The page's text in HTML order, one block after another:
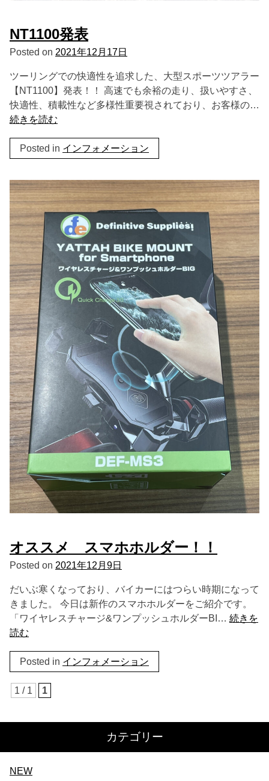
NT1100発表
Posted on 2021年12月17日
ツーリングでの快適性を追求した、大型スポーツツアラー
【NT1100】発表！！ 高速でも余裕の走り、扱いやすさ、
快適性、積載性など多様性重要視されており、お客様の…
続きを読む
Posted in インフォメーション
オススメ スマホホルダー！！
Posted on 2021年12月9日
だいぶ寒くなっており、バイカーにはつらい時期になって
きました。 今日は新作のスマホホルダーをご紹介です。
「ワイヤレスチャージ&ワンプッシュホルダーBI… 続きを
読む
Posted in インフォメーション
1 / 1 1
カテゴリー
NEW